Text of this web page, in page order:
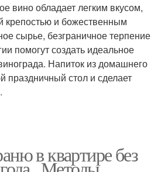
вино обладает легким вкусом,
крепостью и божественным
сырье, безграничное терпение
помогут создать идеальное
Напиток из домашнего
праздничный стол и сделает
в квартире без